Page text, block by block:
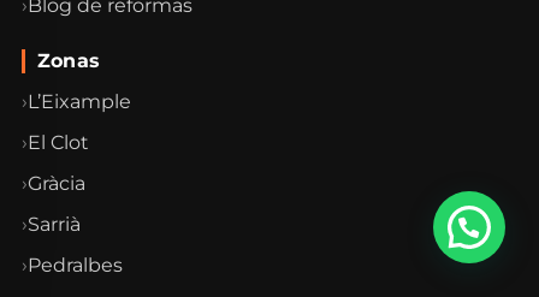
Blog de reformas
Zonas
L’Eixample
El Clot
Gràcia
Sarrià
Pedralbes